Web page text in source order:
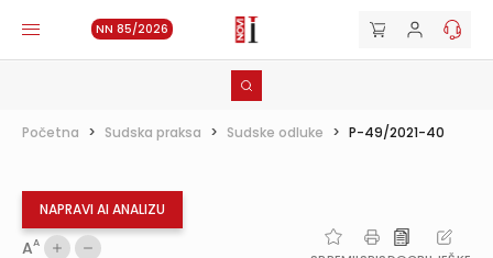
NN 85/2026
Početna > Sudska praksa > Sudske odluke > P-49/2021-40
NAPRAVI AI ANALIZU
AA